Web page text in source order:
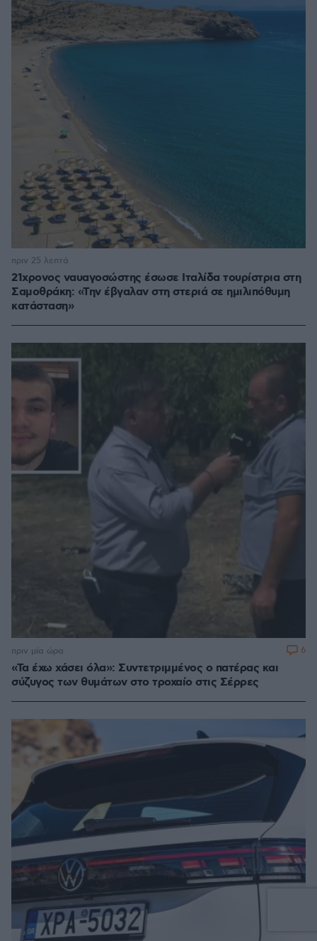
21χρονος ναυαγοσώστης έσωσε Ιταλίδα τουρίστρια στη
Σαμοθράκη: «Την έβγαλαν στη στεριά σε ημιλιπόθυμη
κατάσταση»
πριν 25 λεπτά
«Τα έχω χάσει όλα»: Συντετριμμένος ο πατέρας και
σύζυγος των θυμάτων στο τροχαίο στις Σέρρες
πριν μία ώρα 6